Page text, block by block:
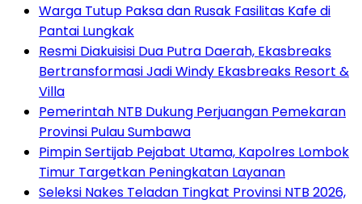
Warga Tutup Paksa dan Rusak Fasilitas Kafe di
Pantai Lungkak
Resmi Diakuisisi Dua Putra Daerah, Ekasbreaks
Bertransformasi Jadi Windy Ekasbreaks Resort &
Villa
Pemerintah NTB Dukung Perjuangan Pemekaran
Provinsi Pulau Sumbawa
Pimpin Sertijab Pejabat Utama, Kapolres Lombok
Timur Targetkan Peningkatan Layanan
Seleksi Nakes Teladan Tingkat Provinsi NTB 2026,